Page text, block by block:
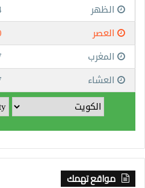
مواقع تهمك